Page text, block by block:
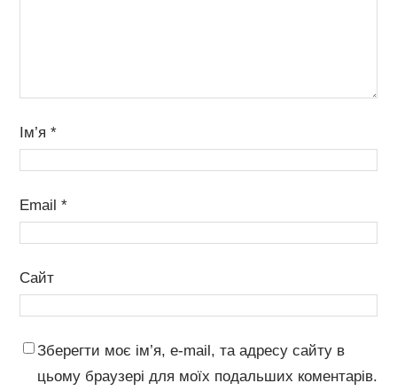
Ім’я *
Email *
Сайт
Зберегти моє ім’я, e-mail, та адресу сайту в
цьому браузері для моїх подальших коментарів.